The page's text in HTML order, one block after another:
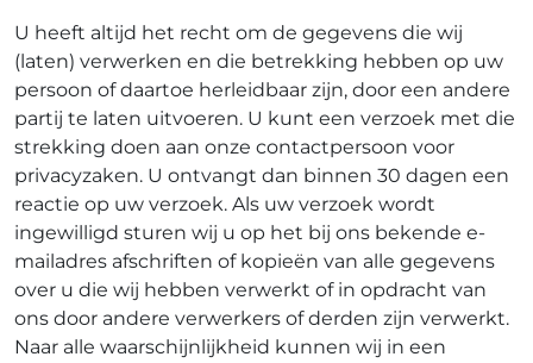
U heeft altijd het recht om de gegevens die wij
(laten) verwerken en die betrekking hebben op uw
persoon of daartoe herleidbaar zijn, door een andere
partij te laten uitvoeren. U kunt een verzoek met die
strekking doen aan onze contactpersoon voor
privacyzaken. U ontvangt dan binnen 30 dagen een
reactie op uw verzoek. Als uw verzoek wordt
ingewilligd sturen wij u op het bij ons bekende e-
mailadres afschriften of kopieën van alle gegevens
over u die wij hebben verwerkt of in opdracht van
ons door andere verwerkers of derden zijn verwerkt.
Naar alle waarschijnlijkheid kunnen wij in een